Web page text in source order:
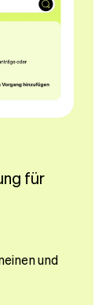
für
und